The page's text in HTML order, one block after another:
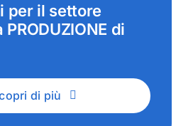
per il settore
di
di più